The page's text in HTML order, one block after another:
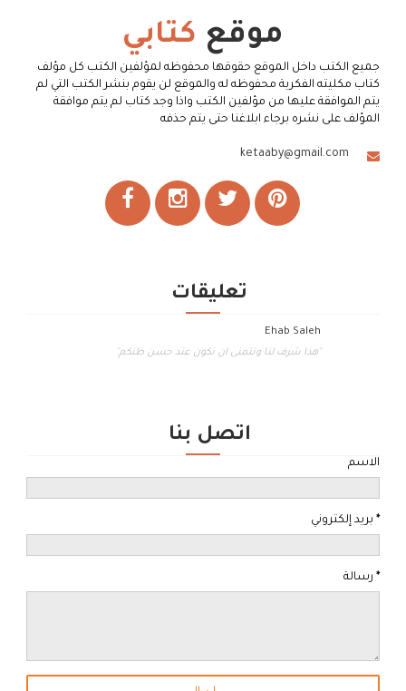
موقع كتابي
جميع الكتب داخل الموقع حقوقها محفوظه لمؤلفين الكتب كل مؤلف
كتاب مكليته الفكرية محفوظه له والموقع لن يقوم بنشر الكتب التي لم
يتم الموافقة عليها من مؤلفين الكتب واذا وجد كتاب لم يتم موافقة
المؤلف على نشره برجاء ابلاغنا حتى يتم حذفه
ketaaby@gmail.com
تعليقات
Ehab Saleh
"هذا شرف لنا ونتمنى ان نكون عند حسن ظنكم"
اتصل بنا
الاسم
بريد إلكتروني*
رسالة*